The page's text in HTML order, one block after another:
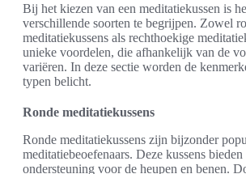
Bij het kiezen van een meditatiekussen is
verschillende soorten te begrijpen. Zowel
meditatiekussens als rechthoekige
unieke voordelen, die afhankelijk van de
variëren. In deze sectie worden de
typen belicht.
Ronde meditatiekussens
Ronde meditatiekussens zijn bijzonder
meditatiebeoefenaars. Deze kussens
ondersteuning voor de heupen en benen.